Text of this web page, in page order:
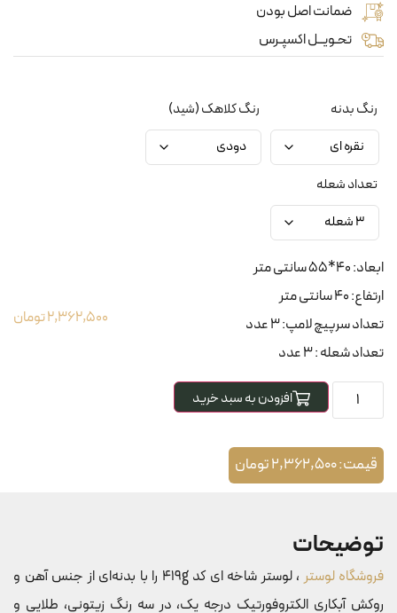
ضمانت اصل بودن
تحـویــل اکسپـرس
رنگ بدنه رنگ کلاهک (شید)
تعداد شعله
ابعاد: 40*55 سانتی متر
ارتفاع: 40 سانتی متر
تعداد سرپیچ لامپ: 3 عدد
تعداد شعله : 3 عدد
2,362,500تومان
افزودن به سبد خرید
قیمت:2,362,500تومان
توضیحات
فروشگاه لوستر
، لوستر شاخه ای کد 419g را با بدنه‌ای از جنس آهن و
روکش آبکاری الکتروفورتیک درجه یک، در سه رنگ زیتونی، طلایی و